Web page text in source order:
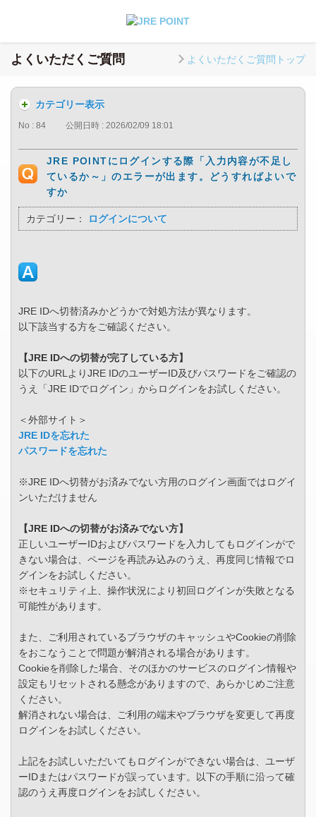
よくいただくご質問 よくいただくご質問トップ
カテゴリー表示
No : 84 公開日時 : 2026/02/09 18:01
JRE POINTにログインする際「入力内容が不足し
ているか～」のエラーが出ます。どうすればよいで
すか
カテゴリー： ログインについて
JRE IDへ切替済みかどうかで対処方法が異なります。
以下該当する方をご確認ください。
【JRE IDへの切替が完了している方】
以下のURLよりJRE IDのユーザーID及びパスワードをご確認の
うえ「JRE IDでログイン」からログインをお試しください。
＜外部サイト＞
JRE IDを忘れた
パスワードを忘れた
※JRE IDへ切替がお済みでない方用のログイン画面ではログイ
ンいただけません
【JRE IDへの切替がお済みでない方】
正しいユーザーIDおよびパスワードを入力してもログインがで
きない場合は、ページを再読み込みのうえ、再度同じ情報でロ
グインをお試しください。
※セキュリティ上、操作状況により初回ログインが失敗となる
可能性があります。
また、ご利用されているブラウザのキャッシュやCookieの削除
をおこなうことで問題が解消される場合があります。
Cookieを削除した場合、そのほかのサービスのログイン情報や
設定もリセットされる懸念がありますので、あらかじめご注意
ください。
解消されない場合は、ご利用の端末やブラウザを変更して再度
ログインをお試しください。
上記をお試しいただいてもログインができない場合は、ユーザ
ーIDまたはパスワードが誤っています。以下の手順に沿って確
認のうえ再度ログインをお試しください。